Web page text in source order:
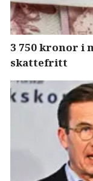
3 750 kronor i
skattefritt